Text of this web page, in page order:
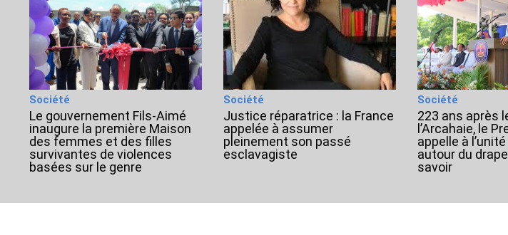
Société
Le gouvernement Fils-Aimé
inaugure la première Maison
des femmes et des filles
survivantes de violences
basées sur le genre
Société
Justice réparatrice : la France
appelée à assumer
pleinement son passé
esclavagiste
Société
223 ans après
l’Arcahaie, le
appelle à
autour du
savoir